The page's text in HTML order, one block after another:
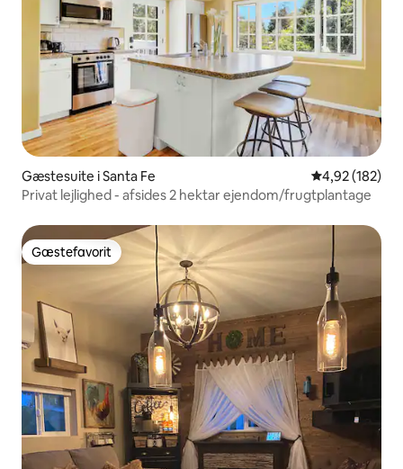
Gæstesuite i Santa Fe 4,92 ud af 5 i
4,92 (182)
Privat lejlighed - afsides 2 hektar ejendom/frugtplantage
Gæstefavorit
Gæstefavorit